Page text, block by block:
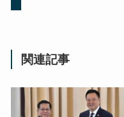
関連記事